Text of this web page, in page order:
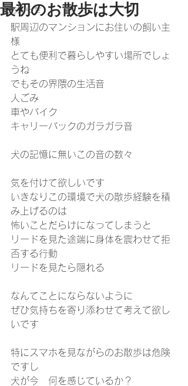
お知らせ
最初のお散歩は大切
駅周辺のマンションにお住いの飼い主
様
とても便利で暮らしやすい場所でしょ
うね
でもその界隈の生活音
人ごみ
車やバイク
キャリーバックのガラガラ音
犬の記憶に無いこの音の数々
気を付けて欲しいです
いきなりこの環境で犬の散歩経験を積
み上げるのは
怖いことだらけになってしまうと
リードを見た途端に身体を震わせて拒
否する行動
リードを見たら隠れる
なんてことにならないように
ぜひ気持ちを寄り添わせて考えて欲し
いです
特にスマホを見ながらのお散歩は危険
ですし
犬が今　何を感じているか？